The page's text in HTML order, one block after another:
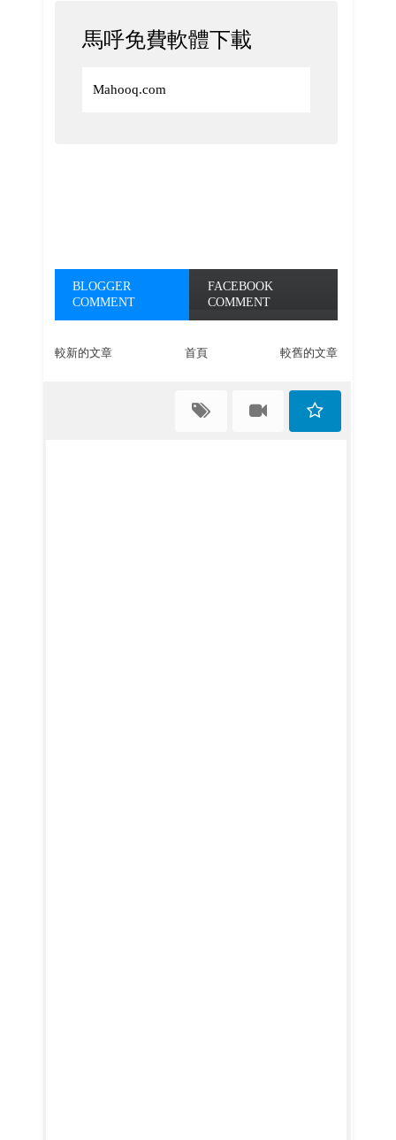
馬呼免費軟體下載
Mahooq.com
BLOGGER
COMMENT
FACEBOOK
COMMENT
較新的文章 較舊的文章
首頁